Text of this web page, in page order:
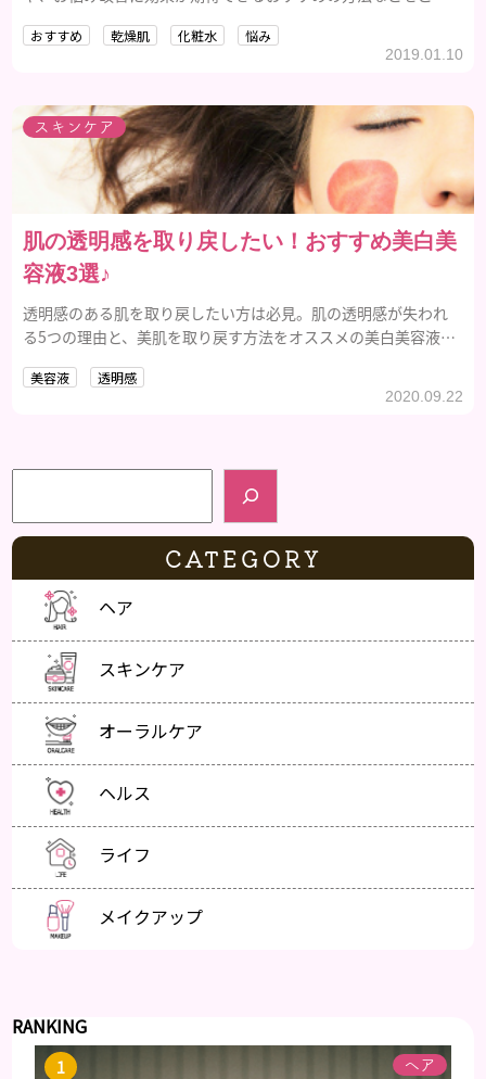
おすすめ 乾燥肌 化粧水 悩み
2019.01.10
スキンケア
肌の透明感を取り戻したい！おすすめ美白美
容液3選♪
透明感のある肌を取り戻したい方は必見。肌の透明感が失われ
る5つの理由と、美肌を取り戻す方法をオススメの美白美容液5
美容液 透明感
2020.09.22
検索
CATEGORY
ヘア
スキンケア
オーラルケア
ヘルス
ライフ
メイクアップ
RANKING
ヘア